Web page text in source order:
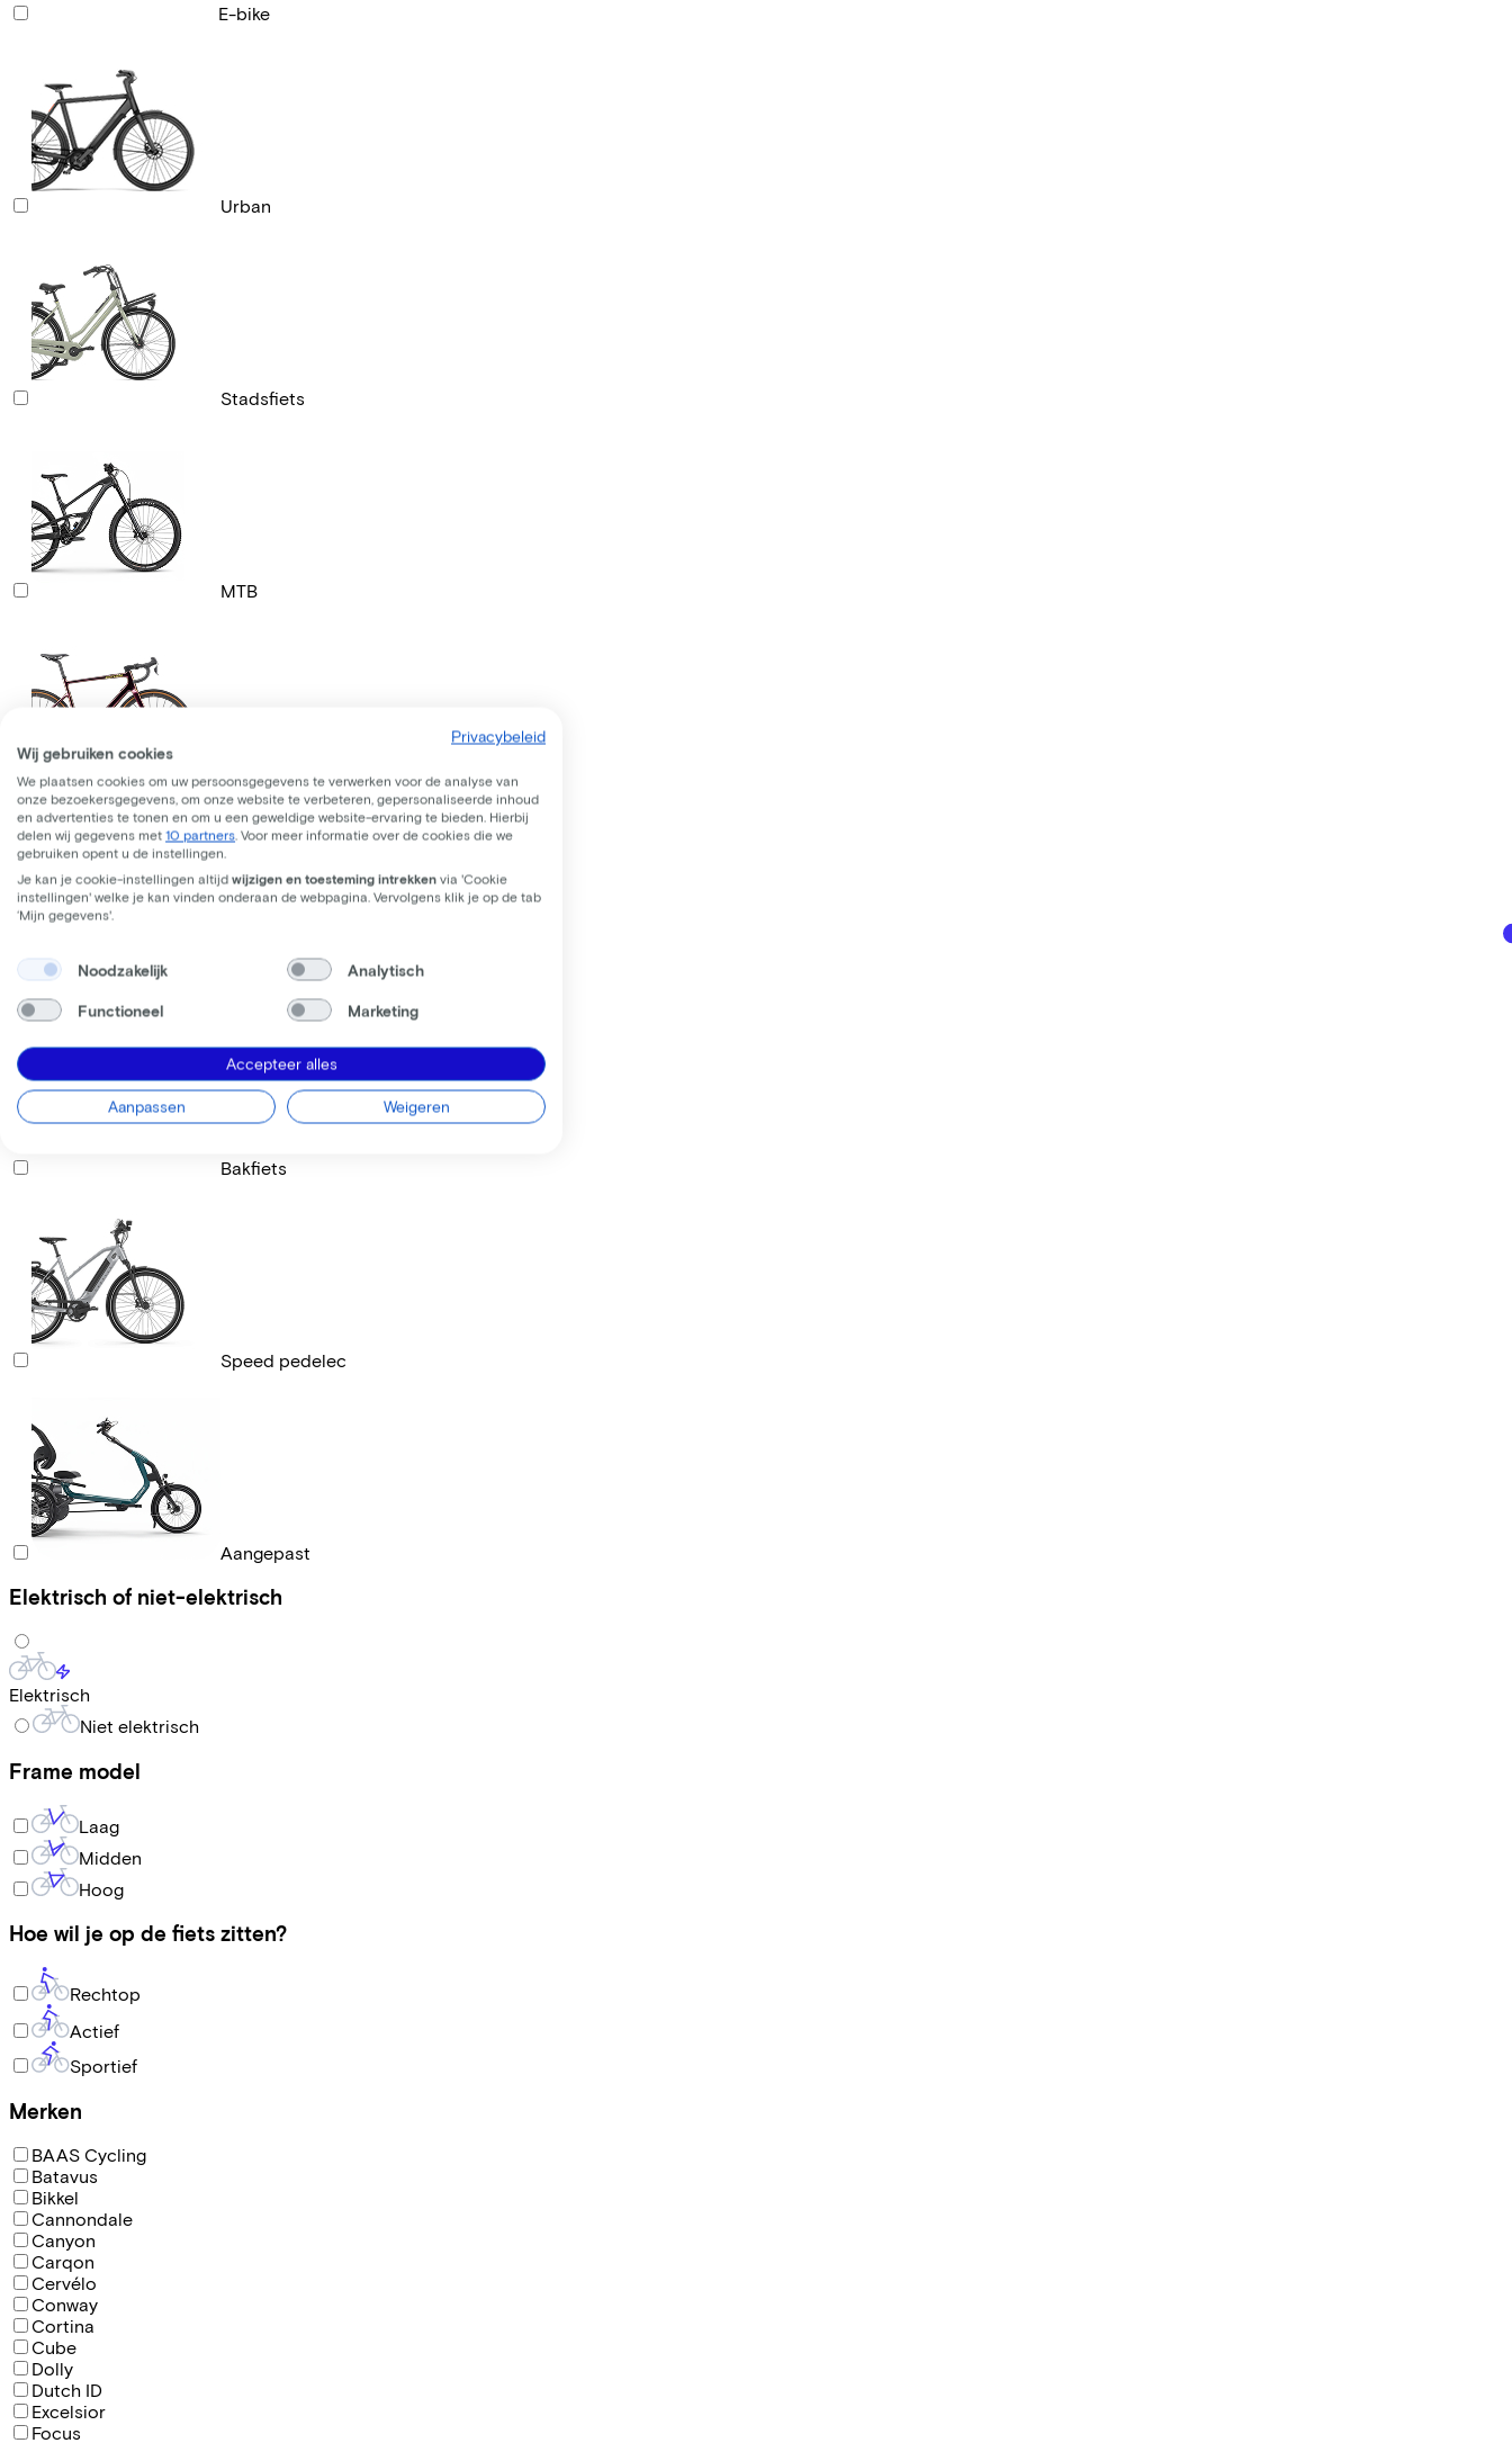
E-bike
Urban
Stadsfiets
MTB
Gravelbike
Racefiets
Bakfiets
Speed pedelec
Aangepast
Elektrisch of niet-elektrisch
Elektrisch
Niet elektrisch
Frame model
Laag
Midden
Hoog
Hoe wil je op de fiets zitten?
Rechtop
Actief
Sportief
Merken
BAAS Cycling
Batavus
Bikkel
Cannondale
Canyon
Carqon
Cervélo
Conway
Cortina
Cube
Dolly
Dutch ID
Excelsior
Focus
Privacybeleid
Wij gebruiken cookies
We plaatsen cookies om uw persoonsgegevens te verwerken voor de analyse van
onze bezoekersgegevens, om onze website te verbeteren, gepersonaliseerde inhoud
en advertenties te tonen en om u een geweldige website-ervaring te bieden. Hierbij
delen wij gegevens met 10 partners . Voor meer informatie over de cookies die we
gebruiken opent u de instellingen.
Je kan je cookie-instellingen altijd wijzigen en toesteming intrekken via 'Cookie
instellingen' welke je kan vinden onderaan de webpagina. Vervolgens klik je op de tab
‘Mijn gegevens'.
Noodzakelijk Analytisch
Functioneel Marketing
Accepteer alles
Aanpassen Weigeren